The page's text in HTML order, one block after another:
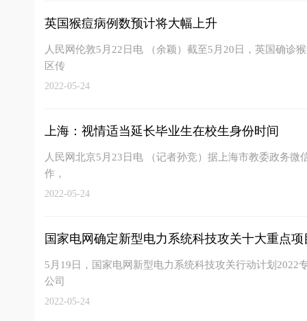
英国猴痘病例数预计将大幅上升
人民网伦敦5月22日电 （余颖）截至5月20日，英国确诊
区传
2022-05-24
上海：视情适当延长毕业生在校生身份时间
人民网北京5月23日电 （记者孙竞）据上海市教委政务
作，
2022-05-24
国家电网确定新型电力系统科技攻关十大重点项
5月19日，国家电网新型电力系统科技攻关行动计划
公司
2022-05-24